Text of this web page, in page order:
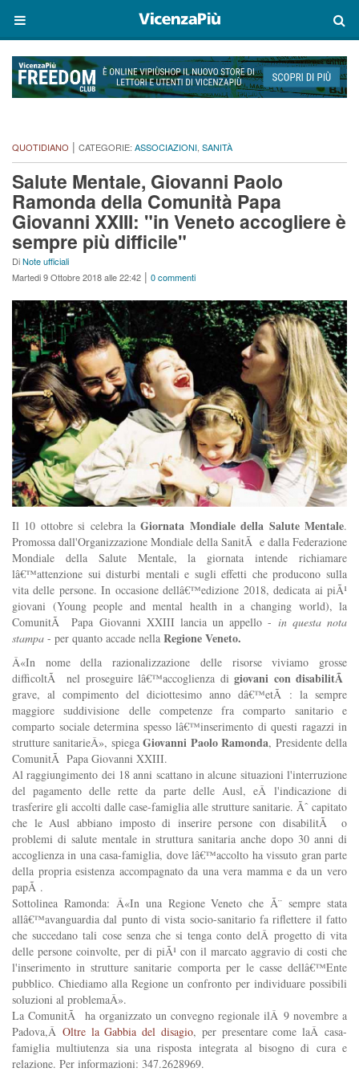
QUOTIDIANO | CATEGORIE: ASSOCIAZIONI, SANITÀ
Salute Mentale, Giovanni Paolo
Ramonda della Comunità Papa
Giovanni XXIII: "in Veneto accogliere è
sempre più difficile"
DiNote ufficiali
Martedi 9 Ottobre 2018 alle 22:42 | 0 commenti
Il 10 ottobre si celebra laGiornata Mondiale della Salute Mentale.
Promossa dall'Organizzazione Mondiale della SanitÃ e dalla Federazione
Mondiale della Salute Mentale, la giornata intende richiamare
lâ€™attenzione sui disturbi mentali e sugli effetti che producono sulla
vita delle persone. In occasione dellâ€™edizione 2018, dedicata ai piÃ¹
giovani (Young people and mental health in a changing world), la
ComunitÃ Papa Giovanni XXIII lancia un appello - in questa nota
stampa - per quanto accade nella Regione Veneto.
Â«In nome della razionalizzazione delle risorse viviamo grosse
difficoltÃ nel proseguire lâ€™accoglienza di giovani con disabilitÃ
grave, al compimento del diciottesimo anno dâ€™etÃ : la sempre
maggiore suddivisione delle competenze fra comparto sanitario e
comparto sociale determina spesso lâ€™inserimento di questi ragazzi in
strutture sanitarieÂ», spiegaGiovanni Paolo Ramonda, Presidente della
ComunitÃ Papa Giovanni XXIII.
Al raggiungimento dei 18 anni scattano in alcune situazioni l'interruzione
del pagamento delle rette da parte delle Ausl, eÂ l'indicazione di
trasferire gli accolti dalle case-famiglia alle strutture sanitarie. Ãˆ capitato
che le Ausl abbiano imposto di inserire persone con disabilitÃ o
problemi di salute mentale in struttura sanitaria anche dopo 30 anni di
accoglienza in una casa-famiglia, dove lâ€™accolto ha vissuto gran parte
della propria esistenza accompagnato da una vera mamma e da un vero
papÃ .
Sottolinea Ramonda: Â«In una Regione Veneto che Ã¨ sempre stata
allâ€™avanguardia dal punto di vista socio-sanitario fa riflettere il fatto
che succedano tali cose senza che si tenga conto delÂ progetto di vita
delle persone coinvolte, per di piÃ¹ con il marcato aggravio di costi che
l'inserimento in strutture sanitarie comporta per le casse dellâ€™Ente
pubblico. Chiediamo alla Regione un confronto per individuare possibili
soluzioni al problemaÂ».
La ComunitÃ ha organizzato un convegno regionale ilÂ 9 novembre a
Padova,Â Oltre la Gabbia del disagio, per presentare come laÂ casa-
famiglia multiutenza sia una risposta integrata al bisogno di cura e
relazione. Per informazioni: 347.2628969.